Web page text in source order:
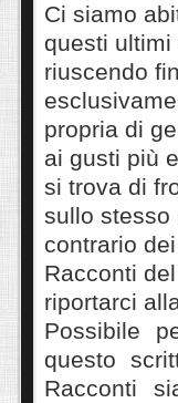
Ci siamo
questi
riuscendo
propria di
ai gusti più
si trova di
sullo stesso
contrario
Racconti
riportarci
Possibile
questo
Racconti